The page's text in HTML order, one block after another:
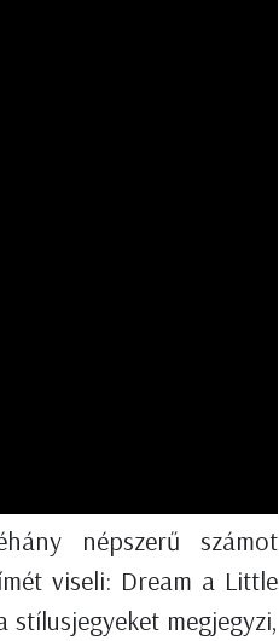
népszerű számot
viseli: Dream a Little
megjegyzi,